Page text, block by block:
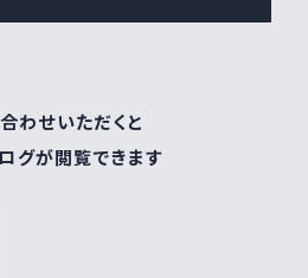
わせいただくと
グが閲覧できます